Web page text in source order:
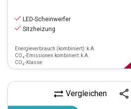
LED-Scheinwerfer
Sitzheizung
Energieverbrauch (kombiniert): k.A.
CO₂-Emissionen kombiniert: k.A.
CO₂-Klasse:
Vergleichen